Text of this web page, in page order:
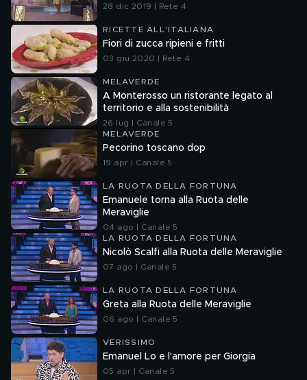
28 dic 2019 | Rete 4
RICETTE ALL'ITALIANA
Fiori di zucca ripieni e fritti
03 giu 2020 | Rete 4
MELAVERDE
A Monterosso un ristorante legato al
territorio e alla sostenibilità
26 lug | Canale 5
MELAVERDE
Pecorino toscano dop
19 apr | Canale 5
LA RUOTA DELLA FORTUNA
Emanuele torna alla Ruota delle
Meraviglie
04 ago | Canale 5
LA RUOTA DELLA FORTUNA
Nicolò Scalfi alla Ruota delle Meraviglie
07 ago | Canale 5
LA RUOTA DELLA FORTUNA
Greta alla Ruota delle Meraviglie
06 ago | Canale 5
VERISSIMO
Emanuel Lo e l'amore per Giorgia
05 apr | Canale 5